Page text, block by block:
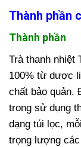
Thành phần
Thành phần
Trà thanh nhiệt
100% từ dược
chất bảo quản.
trong sử dụng
dạng túi lọc,
trọng lượng